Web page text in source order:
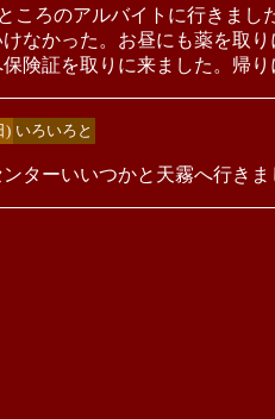
ころのアルバイトに行きまし
なかった。お昼にも薬を取
険証を取りに来ました。帰
) いろいろと
ターいいつかと天霧へ行きま